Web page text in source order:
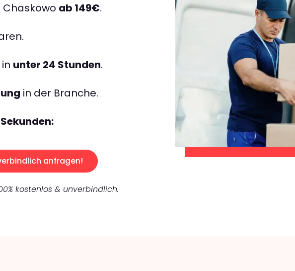
Chaskowo ab 149€.
unter 24 Stunden.
in der Branche.
anfragen!
kostenlos & unverbindlich.